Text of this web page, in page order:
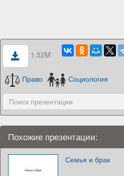
1.52M
Право Социология
Похожие презентации:
Семья и брак